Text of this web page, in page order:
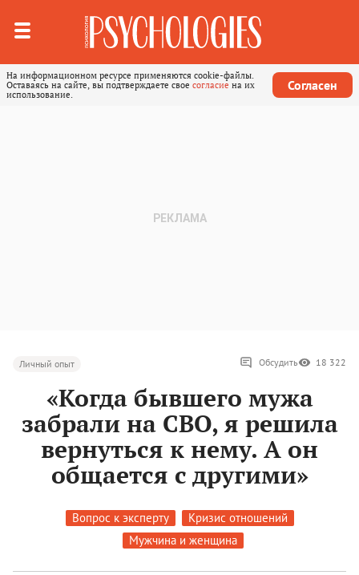
На информационном ресурсе применяются cookie-файлы.
Оставаясь на сайте, вы подтверждаете свое согласие на их
использование.
Согласен
Личный опыт Обсудить 18 322
«Когда бывшего мужа
забрали на СВО, я решила
вернуться к нему. А он
общается с другими»
Вопрос к эксперту
Кризис отношений
Мужчина и женщина